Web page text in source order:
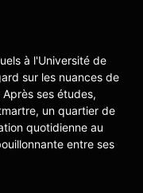
à l'Université de
sur les nuances de
ses études,
un quartier de
quotidienne au
entre ses